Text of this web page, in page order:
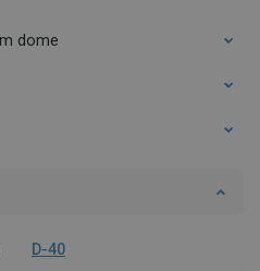
dome
D-40